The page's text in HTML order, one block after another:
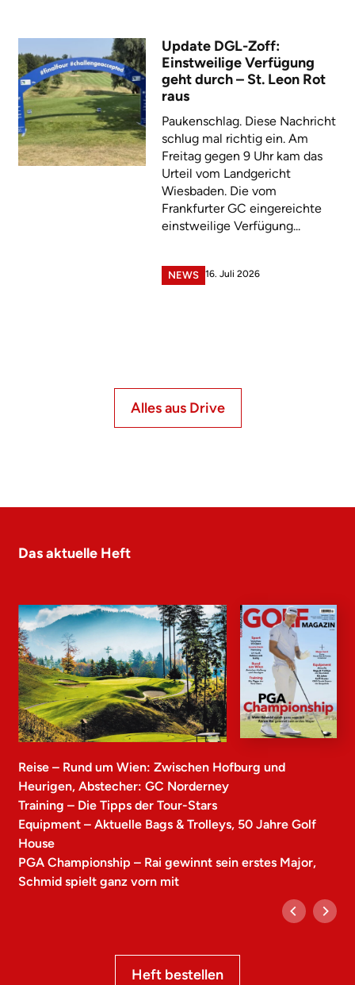
Update DGL-Zoff:
Einstweilige Verfügung
geht durch – St. Leon Rot
raus
Paukenschlag. Diese Nachricht
schlug mal richtig ein. Am
Freitag gegen 9 Uhr kam das
Urteil vom Landgericht
Wiesbaden. Die vom
Frankfurter GC eingereichte
einstweilige Verfügung...
NEWS 16. Juli 2026
Alles aus Drive
Das aktuelle Heft
Reise – Rund um Wien: Zwischen Hofburg und
Heurigen, Abstecher: GC Norderney
Training – Die Tipps der Tour-Stars
Equipment – Aktuelle Bags & Trolleys, 50 Jahre Golf
House
PGA Championship – Rai gewinnt sein erstes Major,
Schmid spielt ganz vorn mit
Heft bestellen